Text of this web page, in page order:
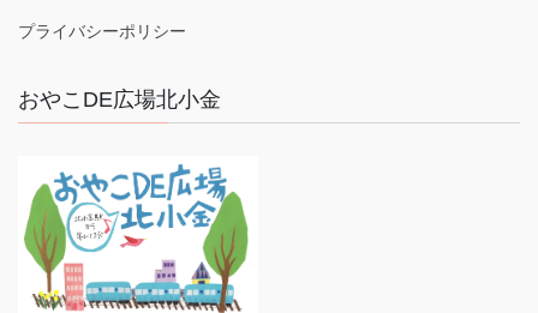
プライバシーポリシー
おやこDE広場北小金